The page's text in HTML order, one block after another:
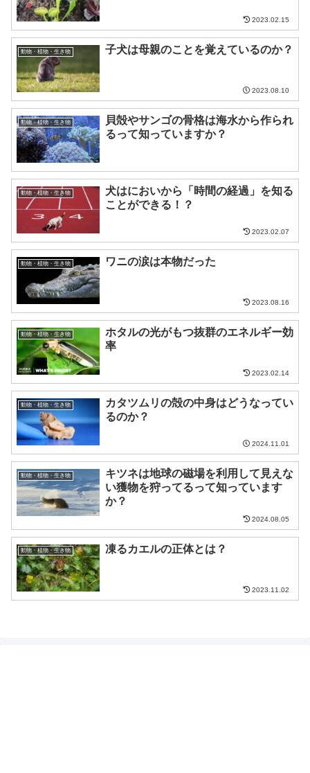
2023.02.15
動物・植物・生き物 子犬は母親のことを覚えているのか？
2023.08.10
動物・植物・生き物
貝殻やサンゴの骨格は海水から作られ
るって知っていますか？
動物・植物・生き物
犬はにおいから「時間の経過」を知る
ことができる！？
2023.02.07
動物・植物・生き物 ワニの涙は本物だった
2023.08.16
動物・植物・生き物
ホタルの光がもつ抜群のエネルギー効
率
2023.02.14
動物・植物・生き物
カタツムリの殻の中身はどうなってい
るのか？
2024.11.01
動物・植物・生き物
キツネは地球の磁場を利用して見えな
い獲物を狩ってるって知っています
か？
2024.08.05
動物・植物・生き物 凍るカエルの正体とは？
2023.11.02